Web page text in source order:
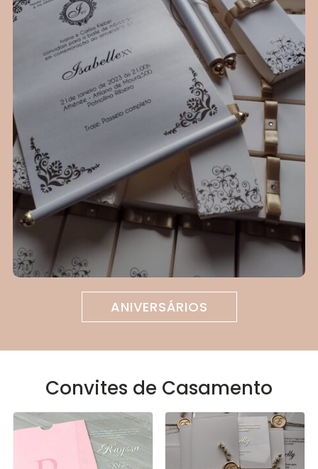
ANIVERSÁRIOS
Convites de Casamento